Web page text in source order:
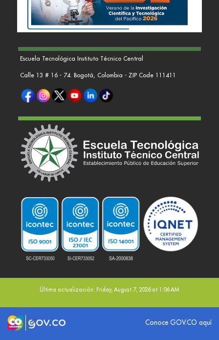
Escuela Tecnológica Instituto Técnico Central
Calle 13 # 16 - 74. Bogotá, Colombia - ZIP Code 111411
Última actualización: Friday, August 7, 2026 at 1:06 AM
Logo marca ColombiaLogo Gobierno de ColombiaConoce GOV.CO aquí